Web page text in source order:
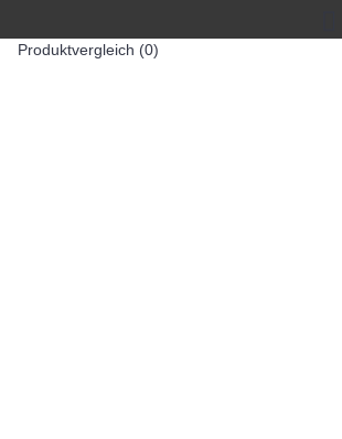
Produktvergleich (0)